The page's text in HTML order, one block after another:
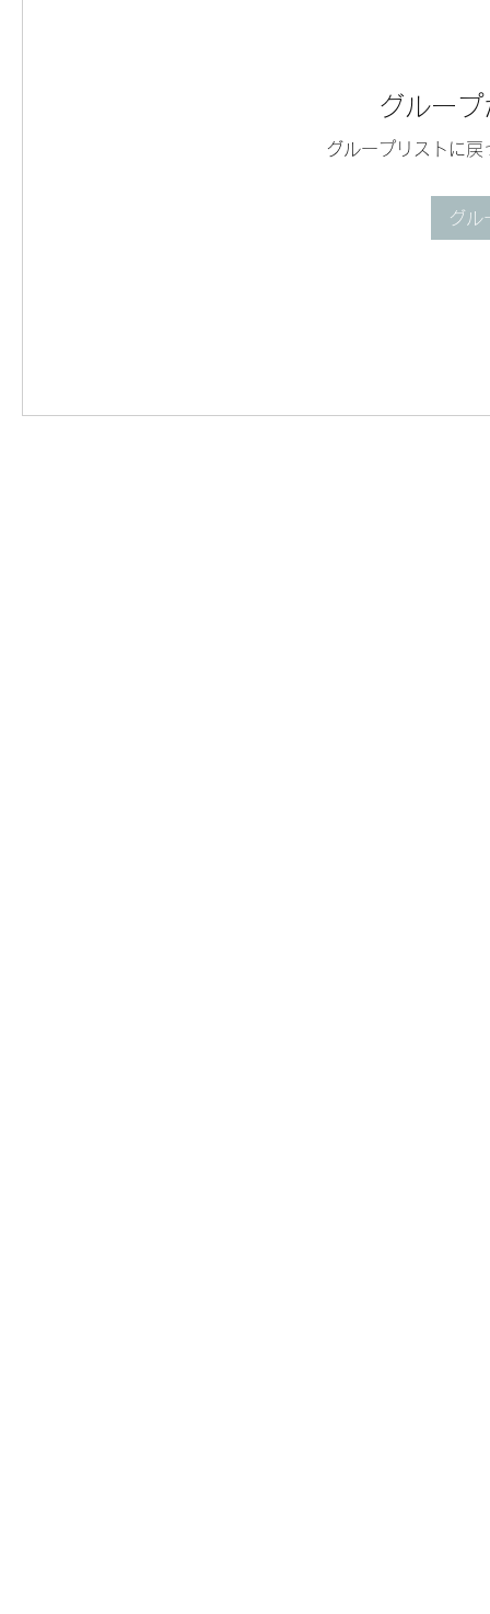
グルー
グループリストに
グル